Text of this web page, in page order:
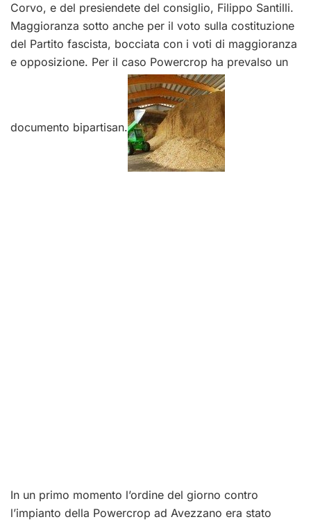
Corvo, e del presiendete del consiglio, Filippo Santilli.
Maggioranza sotto anche per il voto sulla costituzione
del Partito fascista, bocciata con i voti di maggioranza
e opposizione. Per il caso Powercrop ha prevalso un
documento bipartisan.
In un primo momento l’ordine del giorno contro
l’impianto della Powercrop ad Avezzano era stato